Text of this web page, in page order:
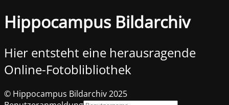
Hippocampus Bildarchiv
Hier entsteht eine herausragende
Online-Fotoblibliothek
© Hippocampus Bildarchiv 2025